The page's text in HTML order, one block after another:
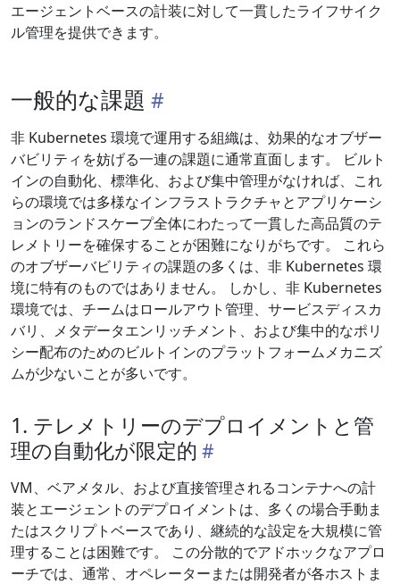
エージェントベースの計装に対して一貫したライフサイク
ル管理を提供できます。
一般的な課題
非 Kubernetes 環境で運用する組織は、効果的なオブザー
バビリティを妨げる一連の課題に通常直面します。 ビルト
インの自動化、標準化、および集中管理がなければ、これ
らの環境では多様なインフラストラクチャとアプリケーシ
ョンのランドスケープ全体にわたって一貫した高品質のテ
レメトリーを確保することが困難になりがちです。 これら
のオブザーバビリティの課題の多くは、非 Kubernetes 環
境に特有のものではありません。 しかし、非 Kubernetes
環境では、チームはロールアウト管理、サービスディスカ
バリ、メタデータエンリッチメント、および集中的なポリ
シー配布のためのビルトインのプラットフォームメカニズ
ムが少ないことが多いです。
1. テレメトリーのデプロイメントと管
理の自動化が限定的
VM、ベアメタル、および直接管理されるコンテナへの計
装とエージェントのデプロイメントは、多くの場合手動ま
たはスクリプトベースであり、継続的な設定を大規模に管
理することは困難です。 この分散的でアドホックなアプロ
ーチでは、通常、オペレーターまたは開発者が各ホストま